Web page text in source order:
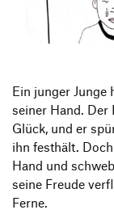
Transfer und
Strategische
Ein junger Junge
seiner Hand. Der
Glück, und er
ihn festhält.
Hand und
seine Freude
Ferne.